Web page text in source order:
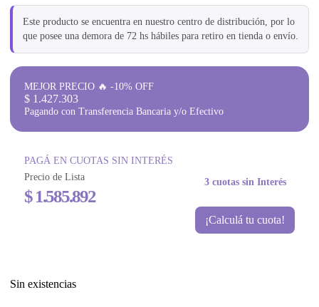
Este producto se encuentra en nuestro centro de distribución, por lo
que posee una demora de 72 hs hábiles para retiro en tienda o envío.
MEJOR PRECIO 🔥 -10% OFF
$ 1.427.303
Pagando con Transferencia Bancaria y/o Efectivo
PAGÁ EN CUOTAS SIN INTERÉS
Precio de Lista
$1.585.892
3 cuotas sin Interés
¡Calculá tu cuota!
Sin existencias